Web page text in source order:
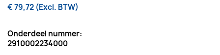
€ 79,72 (Excl. BTW)
Onderdeel nummer:
2910002234000